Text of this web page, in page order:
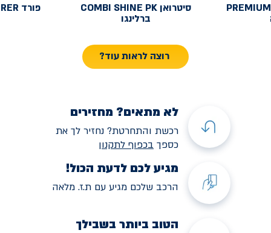
סיטרואן COMBI SHINE PK
ברלינגו
פורד
רוצה לראות עוד?
לא מתאים? מחזירים
רכשת והתחרטת? נחזיר לך את
כספך בכפוף לתקנון
מגיע לכם לדעת הכול!
הרכב שלכם מגיע עם ת.ז. מלאה
הטוב ביותר בשבילך